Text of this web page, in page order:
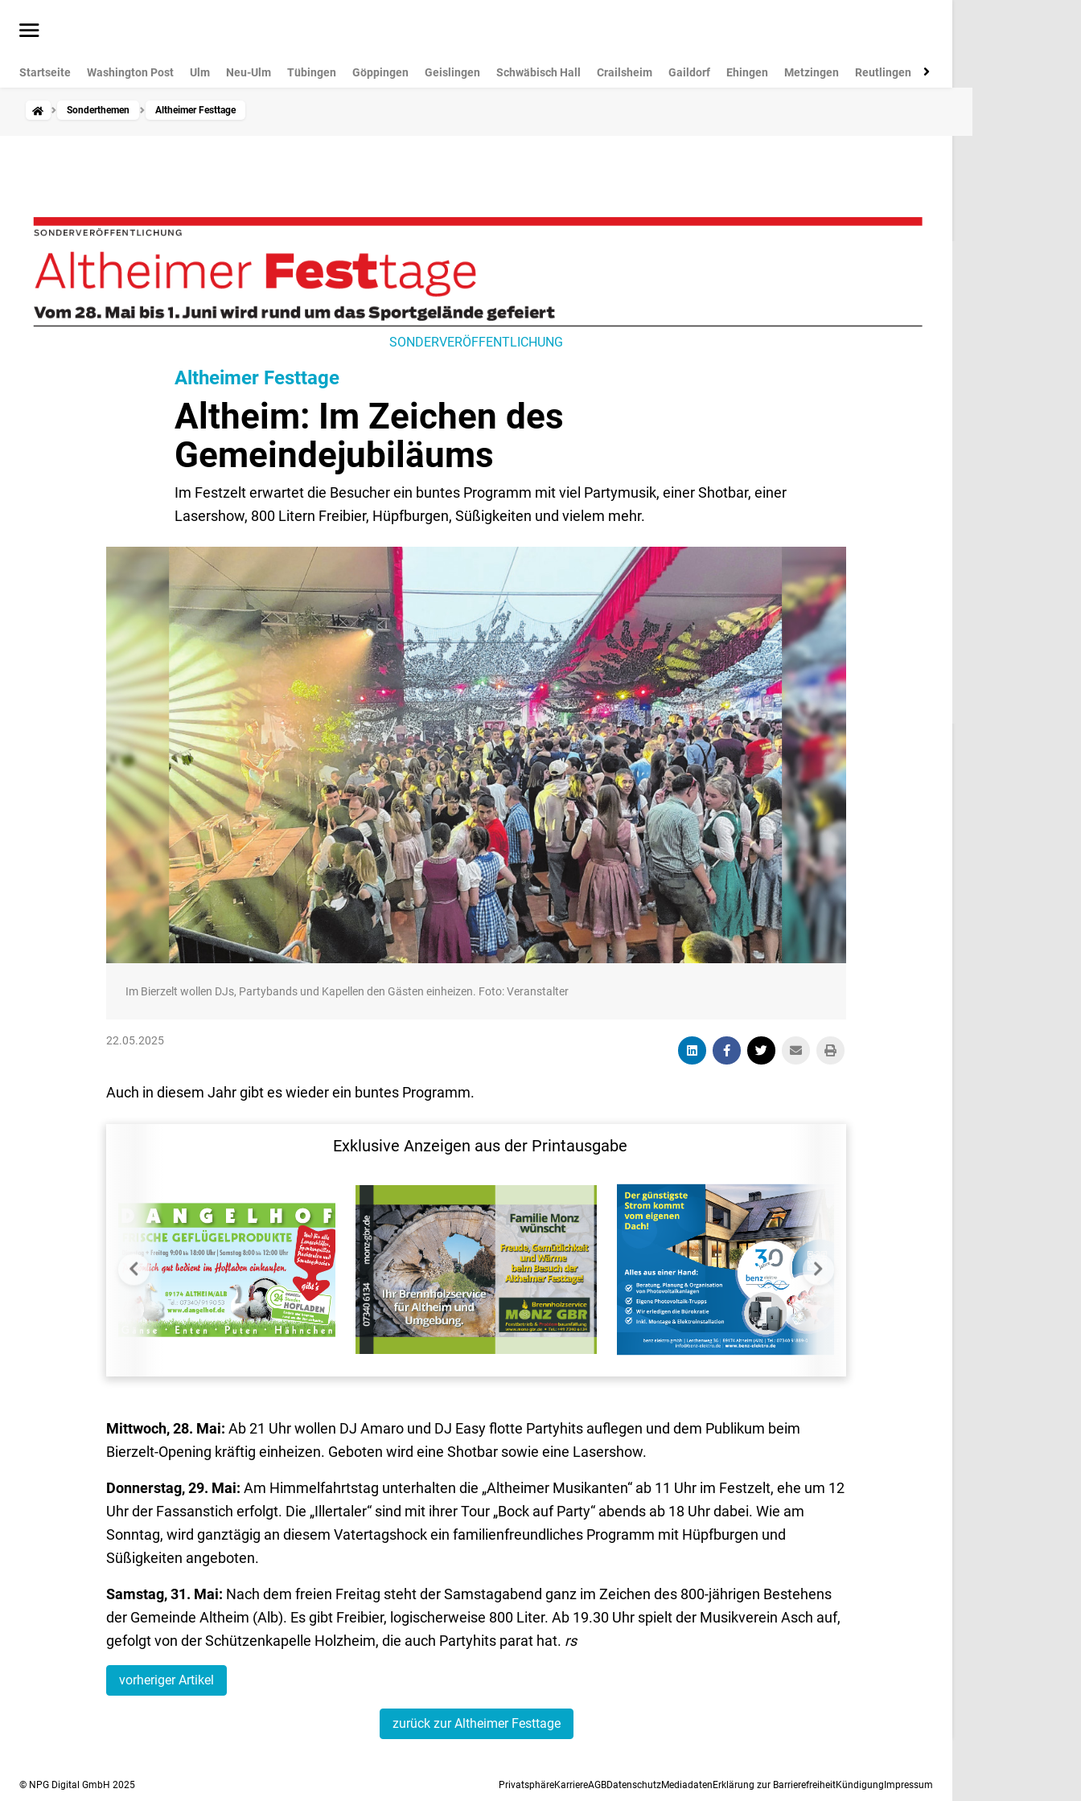
Startseite Washington Post Ulm Neu-Ulm Tübingen Göppingen Geislingen Schwäbisch Hall Crailsheim Gaildorf Ehingen Metzingen Reutlingen Münsingen
Sonderthemen Altheimer Festtage
SONDERVERÖFFENTLICHUNG
Altheimer Festtage
Altheim: Im Zeichen des
Gemeindejubiläums
Im Festzelt erwartet die Besucher ein buntes Programm mit viel Partymusik, einer Shotbar, einer
Lasershow, 800 Litern Freibier, Hüpfburgen, Süßigkeiten und vielem mehr.
Im Bierzelt wollen DJs, Partybands und Kapellen den Gästen einheizen. Foto: Veranstalter
22.05.2025
Auch in diesem Jahr gibt es wieder ein buntes Programm.
Exklusive Anzeigen aus der Printausgabe
Mittwoch, 28. Mai: Ab 21 Uhr wollen DJ Amaro und DJ Easy flotte Partyhits auflegen und dem Publikum beim
Bierzelt-Opening kräftig einheizen. Geboten wird eine Shotbar sowie eine Lasershow.
Donnerstag, 29. Mai: Am Himmelfahrtstag unterhalten die „Altheimer Musikanten“ ab 11 Uhr im Festzelt, ehe um 12
Uhr der Fassanstich erfolgt. Die „Illertaler“ sind mit ihrer Tour „Bock auf Party“ abends ab 18 Uhr dabei. Wie am
Sonntag, wird ganztägig an diesem Vatertagshock ein familienfreundliches Programm mit Hüpfburgen und
Süßigkeiten angeboten.
Samstag, 31. Mai: Nach dem freien Freitag steht der Samstagabend ganz im Zeichen des 800-jährigen Bestehens
der Gemeinde Altheim (Alb). Es gibt Freibier, logischerweise 800 Liter. Ab 19.30 Uhr spielt der Musikverein Asch auf,
gefolgt von der Schützenkapelle Holzheim, die auch Partyhits parat hat. rs
vorheriger Artikel
zurück zur Altheimer Festtage
© NPG Digital GmbH 2025 PrivatsphäreKarriereAGBDatenschutzMediadaten Erklärung zur BarrierefreiheitKündigung Impressum